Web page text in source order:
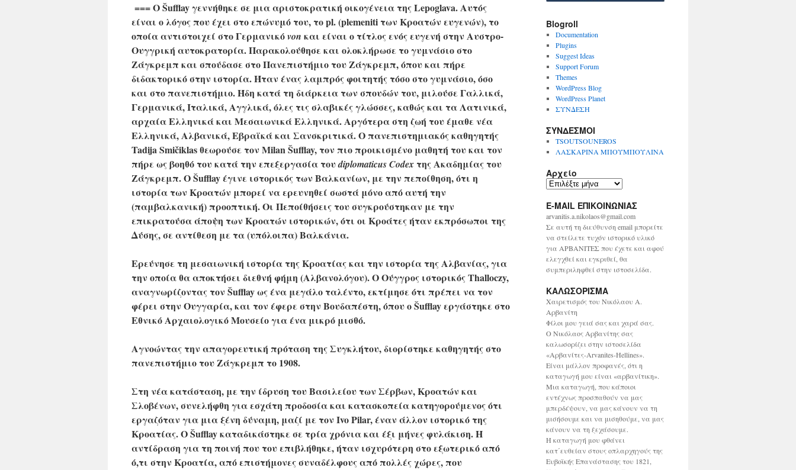
=== Ο Šufflay γεννήθηκε σε μια αριστοκρατική οικογένεια της Lepoglava. Αυτός
είναι ο λόγος που έχει στο επώνυμό του, τοpl. (plemeniti των Κροατών ευγενών), το
οποία αντιστοιχεί στο Γερμανικόvon και είναι ο τίτλος ενός ευγενή στην Αυστρο-
Ουγγρική αυτοκρατορία. Παρακολούθησε και ολοκλήρωσε το γυμνάσιο στο
Ζάγκρεμπ και σπούδασε στο Πανεπιστήμιο του Ζάγκρεμπ, όπου και πήρε
διδακτορικό στην ιστορία. Ήταν ένας λαμπρός φοιτητής τόσο στο γυμνάσιο, όσο
και στο πανεπιστήμιο. Ήδη κατά τη διάρκεια των σπουδών του, μιλούσε Γαλλικά,
Γερμανικά, Ιταλικά, Αγγλικά, όλες τις σλαβικές γλώσσες, καθώς και τα Λατινικά,
αρχαία Ελληνικά και Μεσαιωνικά Ελληνικά. Αργότερα στη ζωή του έμαθε νέα
Ελληνικά, Αλβανικά, Εβραϊκά και Σανσκριτικά. Ο πανεπιστημιακός καθηγητής
Tadija Smičiklas θεωρούσε τον Milan Šufflay, τον πιο προικισμένο μαθητή του και τον
πήρε ως βοηθό του κατά την επεξεργασία τουdiplomaticus Codex της Ακαδημίας του
Ζάγκρεμπ. Ο Šufflay έγινε ιστορικός των Βαλκανίων, με την πεποίθηση, ότι η
ιστορία των Κροατών μπορεί να ερευνηθεί σωστά μόνο από αυτή την
(παμβαλκανική) προοπτική. Οι Πεποίθήσεις του συγκρούστηκαν με την
επικρατούσα άποψη των Κροατών ιστορικών, ότι οι Κροάτες ήταν εκπρόσωποι της
Δύσης, σε αντίθεση με τα (υπόλοιπα) Βαλκάνια.
Ερεύνησε τη μεσαιωνική ιστορία της Κροατίας και την ιστορία της Αλβανίας, για
την οποία θα αποκτήσει διεθνή φήμη (Αλβανολόγου).Ο Ούγγρος ιστορικός Thalloczy,
αναγνωρίζοντας τον Šufflay ως ένα μεγάλο ταλέντο, εκτίμησε ότι πρέπει να τον
φέρει στην Ουγγαρία, και τον έφερε στην Βουδαπέστη, όπου ο Šufflay εργάστηκε στο
Εθνικό Αρχαιολογικό Μουσείο για ένα μικρό μισθό.
Αγνοώντας την απαγορευτική πρόταση της Συγκλήτου, διορίστηκε καθηγητής στο
πανεπιστήμιο του Ζάγκρεμπ το 1908.
Στη νέα κατάσταση, με την ίδρυση του Βασιλείου των Σέρβων, Κροατών και
Σλοβένων, συνελήφθη για εσχάτη προδοσία και κατασκοπεία κατηγορούμενος ότι
εργαζόταν για μια ξένη δύναμη, μαζί με τον Ivo Pilar, έναν άλλον ιστορικό της
Κροατίας. Ο Šufflay καταδικάστηκε σε τρία χρόνια και έξι μήνες φυλάκιση. Η
αντίδραση για τη ποινή που του επιβλήθηκε, ήταν ισχυρότερη στο εξωτερικό από
ό,τι στην Κροατία, από επιστήμονες συναδέλφους από πολλές χώρες, που
Blogroll
Documentation
Plugins
Suggest Ideas
Support Forum
Themes
WordPress Blog
WordPress Planet
ΣΥΝΔΕΣΗ
ΣΥΝΔΕΣΜΟΙ
TSOUTSOUNEROS
ΛΑΣΚΑΡΙΝΑ ΜΠΟΥΜΠΟΥΛΙΝΑ
Αρχείο
Α
χ
ε
ί
ο
E-MAIL ΕΠΙΚΟΙΝΩΝΙΑΣ
arvanitis.a.nikolaos@gmail.com
Σε αυτή τη διεύθυνση email μπορείτε
να στείλετε τυχόν ιστορικό υλικό
για ΑΡΒΑΝΙΤΕΣ που έχετε και αφού
ελεγχθεί και εγκριθεί, θα
συμπεριληφθεί στην ιστοσελίδα.
ΚΑΛΩΣΟΡΙΣΜΑ
Χαιρετισμός του Νικόλαου Α.
Αρβανίτη
Φίλοι μου γειά σας και χαρά σας.
Ο Νικόλαος Αρβανίτης σας
καλωσορίζει στην ιστοσελίδα
«Αρβανίτες-Arvanites-Hellines».
Είναι μάλλον προφανές, ότι η
καταγωγή μου είναι «αρβανίτικη».
Μια καταγωγή, που κάποιοι
εντέχνως προσπαθούν να μας
μπερδέψουν, να μας κάνουν να τη
μισήσουμε και να μισηθούμε, να μας
κάνουν να τη ξεχάσουμε.
Η καταγωγή μου φθάνει
κατ΄ευθείαν στους οπλαρχηγούς της
Ευβοϊκής Επανάστασης του 1821,